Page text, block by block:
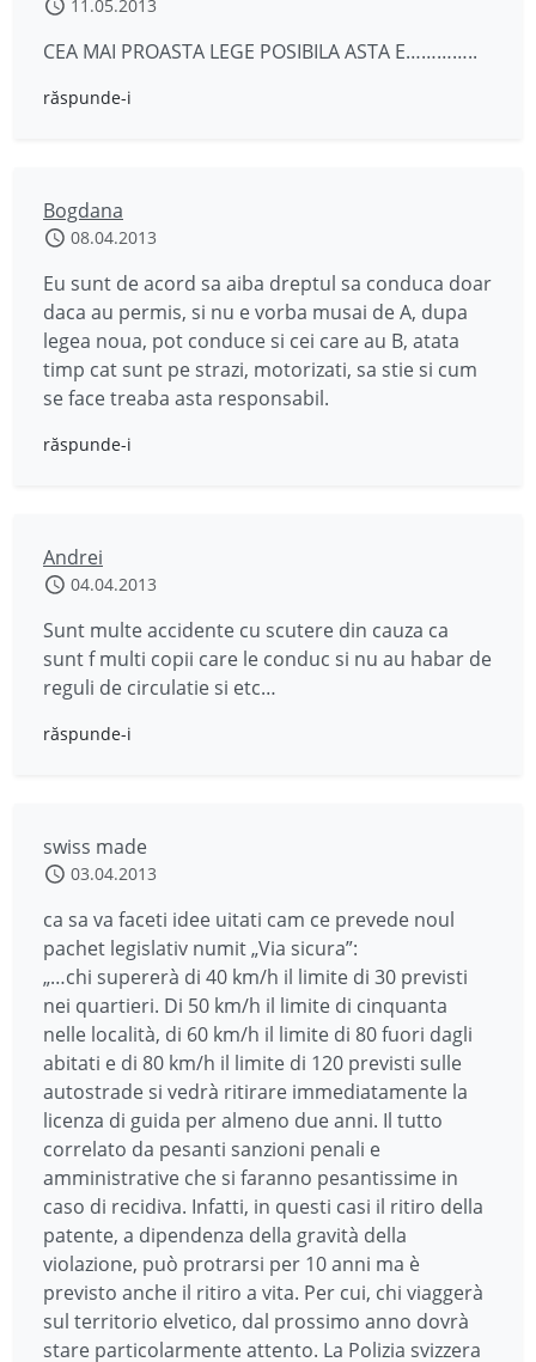
11.05.2013
CEA MAI PROASTA LEGE POSIBILA ASTA E…………..
răspunde-i
Bogdana
08.04.2013
Eu sunt de acord sa aiba dreptul sa conduca doar
daca au permis, si nu e vorba musai de A, dupa
legea noua, pot conduce si cei care au B, atata
timp cat sunt pe strazi, motorizati, sa stie si cum
se face treaba asta responsabil.
răspunde-i
Andrei
04.04.2013
Sunt multe accidente cu scutere din cauza ca
sunt f multi copii care le conduc si nu au habar de
reguli de circulatie si etc…
răspunde-i
swiss made
03.04.2013
ca sa va faceti idee uitati cam ce prevede noul
pachet legislativ numit „Via sicura”:
„…chi supererà di 40 km/h il limite di 30 previsti
nei quartieri. Di 50 km/h il limite di cinquanta
nelle località, di 60 km/h il limite di 80 fuori dagli
abitati e di 80 km/h il limite di 120 previsti sulle
autostrade si vedrà ritirare immediatamente la
licenza di guida per almeno due anni. Il tutto
correlato da pesanti sanzioni penali e
amministrative che si faranno pesantissime in
caso di recidiva. Infatti, in questi casi il ritiro della
patente, a dipendenza della gravità della
violazione, può protrarsi per 10 anni ma è
previsto anche il ritiro a vita. Per cui, chi viaggerà
sul territorio elvetico, dal prossimo anno dovrà
stare particolarmente attento. La Polizia svizzera